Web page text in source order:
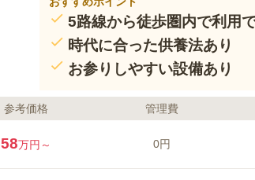
5路線から徒歩圏内で利用
時代に合った供養法あり
お参りしやすい設備あり
参考価格 管理費
58万円～ 0円